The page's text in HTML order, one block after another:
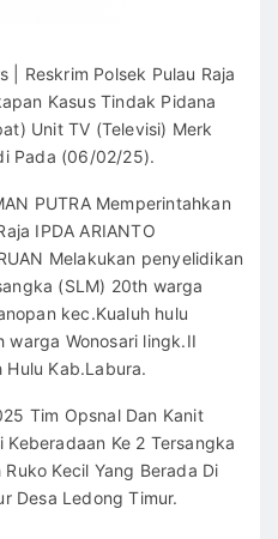
| Reskrim Polsek Pulau Raja
Kasus Tindak Pidana
Unit TV (Televisi) Merk
Pada (06/02/25).
PUTRA Memperintahkan
IPDA ARIANTO
Melakukan penyelidikan
(SLM) 20th warga
kec.Kualuh hulu
warga Wonosari lingk.II
Hulu Kab.Labura.
Tim Opsnal Dan Kanit
Ke 2 Tersangka
Kecil Yang Berada Di
Desa Ledong Timur.